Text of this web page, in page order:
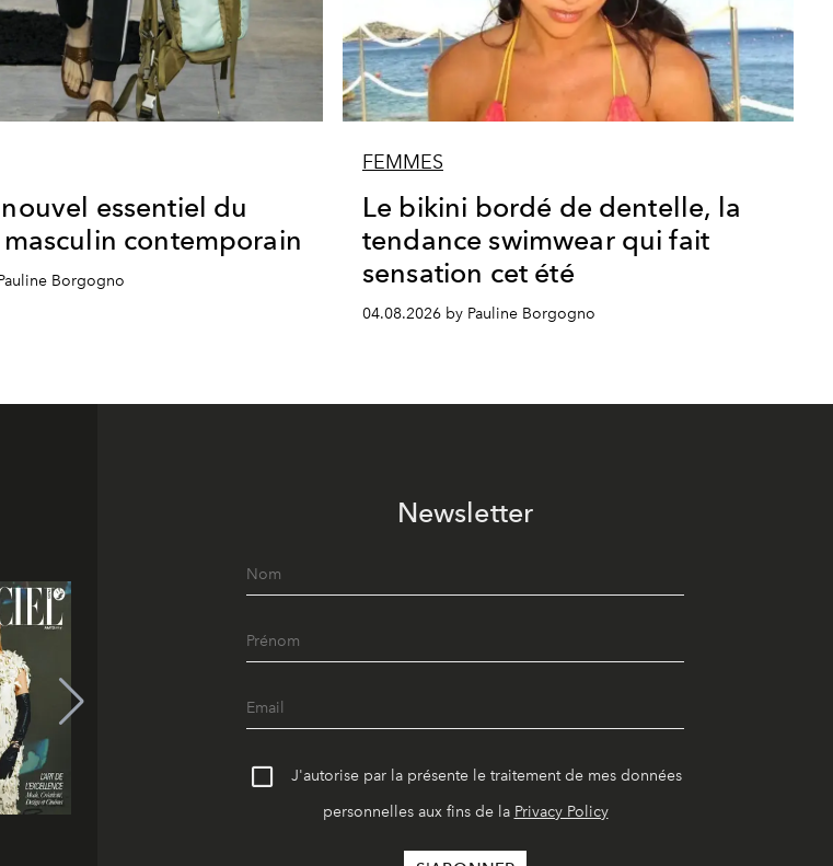
essentiel du
contemporain
Borgogno
FEMMES
Le bikini bordé de dentelle, la
tendance swimwear qui fait
sensation cet été
04.08.2026 by Pauline Borgogno
Newsletter
J'autorise par la présente le traitement de mes données
personnelles aux fins de la Privacy Policy